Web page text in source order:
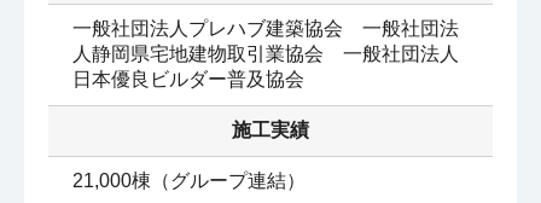
一般社団法人プレハブ建築協会　一般社団法
人静岡県宅地建物取引業協会　一般社団法人
日本優良ビルダー普及協会
施工実績
21,000棟（グループ連結）